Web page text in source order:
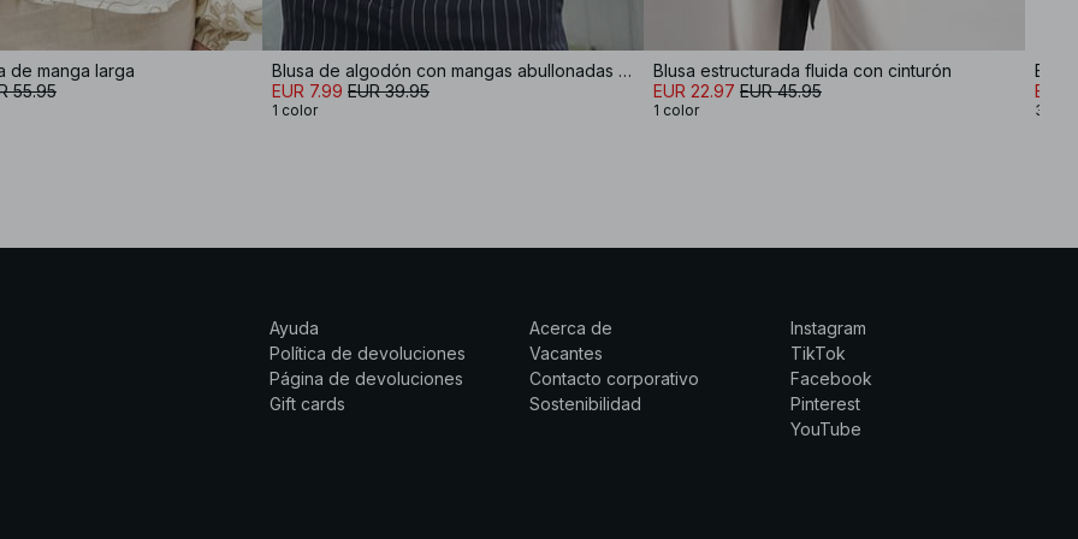
de manga larga
55.95
Blusa de algodón con mangas abullonadas y cierre atado
EUR 7.99 EUR 39.95
1 color
Blusa estructurada fluida con cinturón
EUR 22.97 EUR 45.95
1 color
EUR
3
Ayuda
Política de devoluciones
Página de devoluciones
Gift cards
Acerca de
Vacantes
Contacto corporativo
Sostenibilidad
Instagram
TikTok
Facebook
Pinterest
YouTube